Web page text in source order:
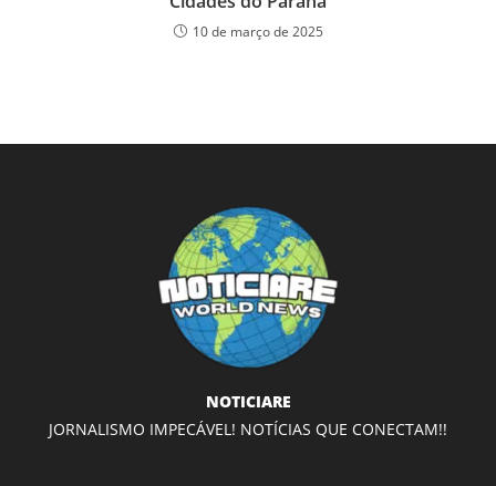
10 de março de 2025
NOTICIARE
JORNALISMO IMPECÁVEL! NOTÍCIAS QUE CONECTAM!!